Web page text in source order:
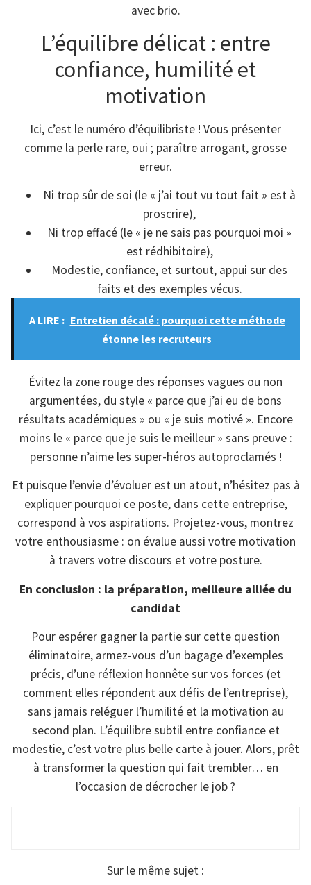
avec brio.
L’équilibre délicat : entre
confiance, humilité et
motivation
Ici, c’est le numéro d’équilibriste ! Vous présenter
comme la perle rare, oui ; paraître arrogant, grosse
erreur.
Ni trop sûr de soi (le « j’ai tout vu tout fait » est à
proscrire),
Ni trop effacé (le « je ne sais pas pourquoi moi »
est rédhibitoire),
Modestie, confiance, et surtout, appui sur des
faits et des exemples vécus.
A LIRE : Entretien décalé : pourquoi cette méthode
étonne les recruteurs
Évitez la zone rouge des réponses vagues ou non
argumentées, du style « parce que j’ai eu de bons
résultats académiques » ou « je suis motivé ». Encore
moins le « parce que je suis le meilleur » sans preuve :
personne n’aime les super-héros autoproclamés !
Et puisque l’envie d’évoluer est un atout, n’hésitez pas à
expliquer pourquoi ce poste, dans cette entreprise,
correspond à vos aspirations. Projetez-vous, montrez
votre enthousiasme : on évalue aussi votre motivation
à travers votre discours et votre posture.
En conclusion : la préparation, meilleure alliée du
candidat
Pour espérer gagner la partie sur cette question
éliminatoire, armez-vous d’un bagage d’exemples
précis, d’une réflexion honnête sur vos forces (et
comment elles répondent aux défis de l’entreprise),
sans jamais reléguer l’humilité et la motivation au
second plan. L’équilibre subtil entre confiance et
modestie, c’est votre plus belle carte à jouer. Alors, prêt
à transformer la question qui fait trembler… en
l’occasion de décrocher le job ?
Sur le même sujet :